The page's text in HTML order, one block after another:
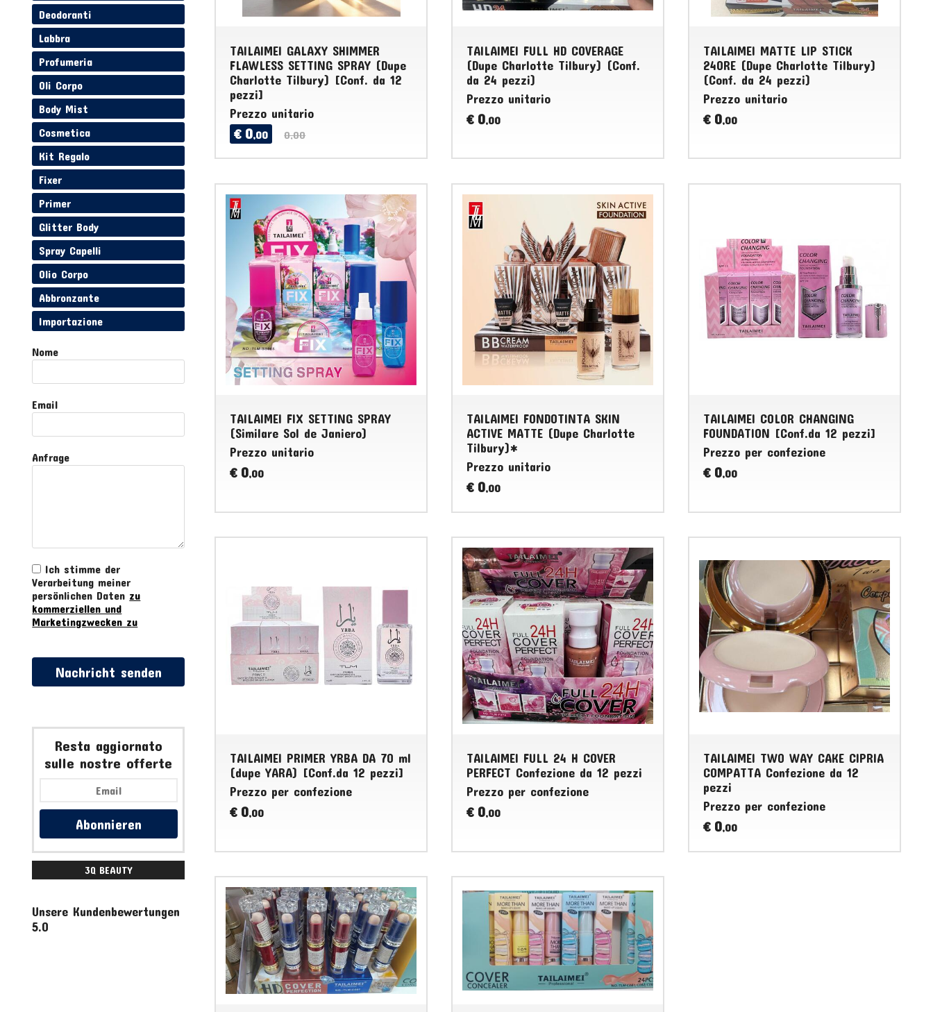
TAILAIMEI GALAXY SHIMMER
FLAWLESS SETTING SPRAY (Dupe
Charlotte Tilbury) [Conf. da 12
pezzi]
Prezzo unitario
€ 0,00 0,00
TAILAIMEI FULL HD COVERAGE
(Dupe Charlotte Tilbury) (Conf.
da 24 pezzi)
Prezzo unitario
€ 0,00
TAILAIMEI MATTE LIP STICK
24ORE (Dupe Charlotte Tilbury)
(Conf. da 24 pezzi)
Prezzo unitario
€ 0,00
TAILAIMEI FIX SETTING SPRAY
(Similare Sol de Janiero)
Prezzo unitario
€ 0,00
TAILAIMEI FONDOTINTA SKIN
ACTIVE MATTE (Dupe Charlotte
Tilbury)*
Prezzo unitario
€ 0,00
TAILAIMEI COLOR CHANGING
FOUNDATION [Conf.da 12 pezzi]
Prezzo per confezione
€ 0,00
TAILAIMEI PRIMER YRBA DA 70 ml
(dupe YARA) [Conf.da 12 pezzi]
Prezzo per confezione
€ 0,00
TAILAIMEI FULL 24 H COVER
PERFECT Confezione da 12 pezzi
Prezzo per confezione
€ 0,00
TAILAIMEI TWO WAY CAKE CIPRIA
COMPATTA Confezione da 12
pezzi
Prezzo per confezione
€ 0,00
Deodoranti
Labbra
Profumeria
Oli Corpo
Body Mist
Cosmetica
Kit Regalo
Fixer
Primer
Glitter Body
Spray Capelli
Olio Corpo
Abbronzante
Importazione
Nome
Email
Anfrage
Ich stimme der
Verarbeitung meiner
persönlichen Daten zu
kommerziellen und
Marketingzwecken zu
Nachricht senden
Resta aggiornato
sulle nostre offerte
Abonnieren
3Q BEAUTY
Unsere Kundenbewertungen
5.0